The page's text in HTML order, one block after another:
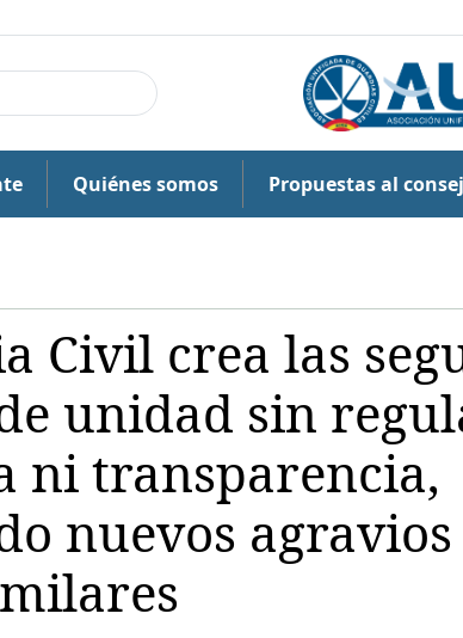
Quiénes somos Propuestas al
Civil crea las
unidad sin
ni transparencia,
nuevos